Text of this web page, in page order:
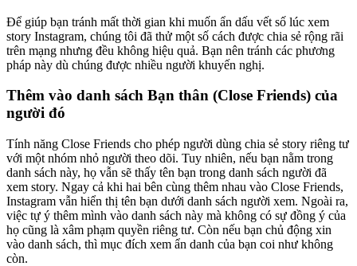
Để giúp bạn tránh mất thời gian khi muốn ẩn dấu vết số lúc xem
story Instagram, chúng tôi đã thử một số cách được chia sẻ rộng rãi
trên mạng nhưng đều không hiệu quả. Bạn nên tránh các phương
pháp này dù chúng được nhiều người khuyến nghị.
Thêm vào danh sách Bạn thân (Close Friends) của
người đó
Tính năng Close Friends cho phép người dùng chia sẻ story riêng tư
với một nhóm nhỏ người theo dõi. Tuy nhiên, nếu bạn nằm trong
danh sách này, họ vẫn sẽ thấy tên bạn trong danh sách người đã
xem story. Ngay cả khi hai bên cùng thêm nhau vào Close Friends,
Instagram vẫn hiển thị tên bạn dưới danh sách người xem. Ngoài ra,
việc tự ý thêm mình vào danh sách này mà không có sự đồng ý của
họ cũng là xâm phạm quyền riêng tư. Còn nếu bạn chủ động xin
vào danh sách, thì mục đích xem ẩn danh của bạn coi như không
còn.